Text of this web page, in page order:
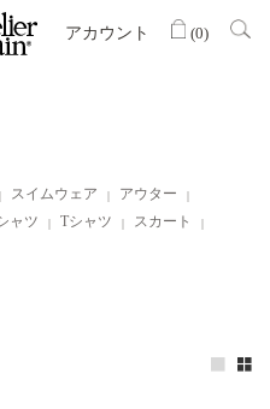
アカウント (0)
スイムウェア
アウター
ャツ Tシャツ
スカート